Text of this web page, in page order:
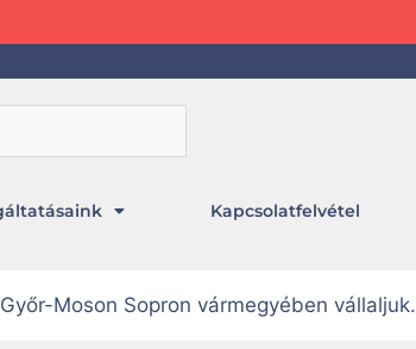
Kapcsolatfelvétel
Moson Sopron vármegyében vállaljuk.